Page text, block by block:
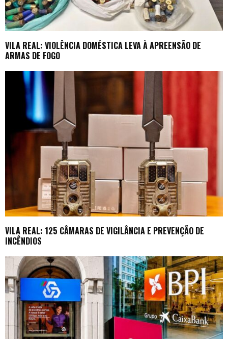
VILA REAL: VIOLÊNCIA DOMÉSTICA LEVA À APREENSÃO DE
ARMAS DE FOGO
VILA REAL: 125 CÂMARAS DE VIGILÂNCIA E PREVENÇÃO DE
INCÊNDIOS